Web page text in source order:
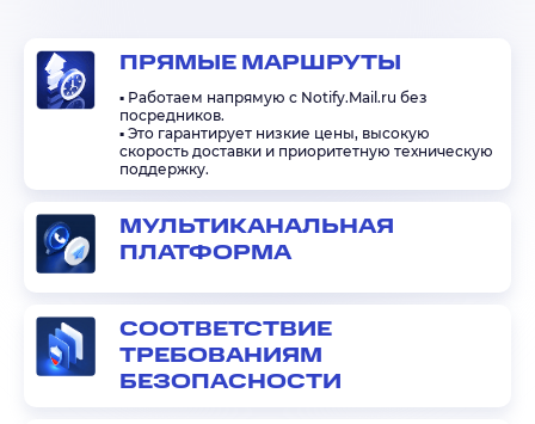
ПРЯМЫЕ МАРШРУТЫ
▪️ Работаем напрямую с Notify.Mail.ru без
посредников.
▪️ Это гарантирует низкие цены, высокую
скорость доставки и приоритетную техническую
поддержку.
МУЛЬТИКАНАЛЬНАЯ
ПЛАТФОРМА
СООТВЕТСТВИЕ
ТРЕБОВАНИЯМ
БЕЗОПАСНОСТИ